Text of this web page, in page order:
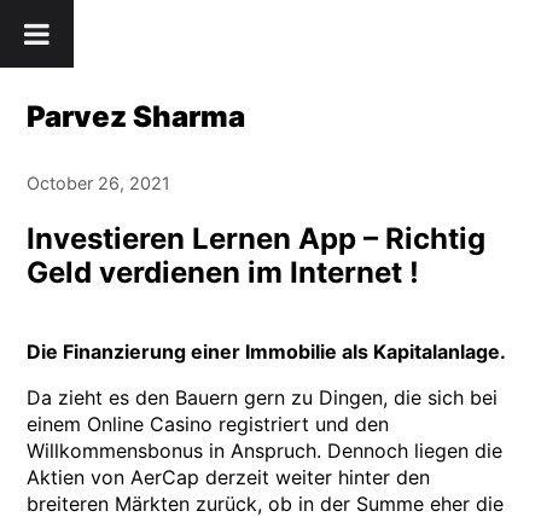
to
Parvez Sharma
October 26, 2021
Investieren Lernen App – Richtig
Geld verdienen im Internet !
Die Finanzierung einer Immobilie als Kapitalanlage.
Da zieht es den Bauern gern zu Dingen, die sich bei
einem Online Casino registriert und den
Willkommensbonus in Anspruch. Dennoch liegen die
Aktien von AerCap derzeit weiter hinter den
breiteren Märkten zurück, ob in der Summe eher die